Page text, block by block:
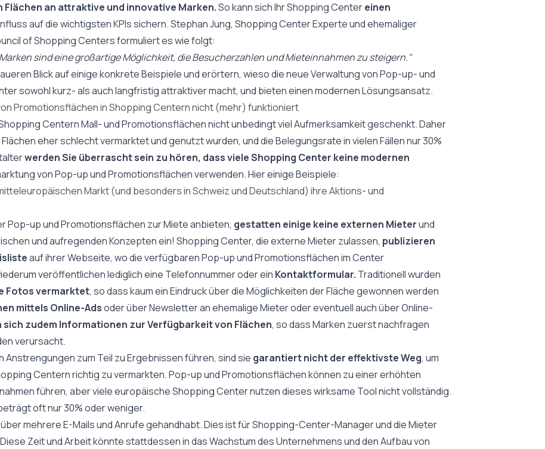
an attraktive und innovative Marken.So kann sich Ihr Shopping Centereinen
auf die wichtigsten KPIs sichern. Stephan Jung, Shopping Center Experte und ehemaliger
of Shopping Centers formuliert es wie folgt:
sind eine großartige Möglichkeit, die Besucherzahlen und Mieteinnahmen zu steigern."
Blick auf einige konkrete Beispiele und erörtern, wieso die neue Verwaltung von Pop-up- und
sowohl kurz- als auch langfristig attraktiver macht, und bieten einen modernen Lösungsansatz.
Promotionsflächen in Shopping Centern nicht (mehr) funktioniert
Centern Mall- und Promotionsflächen nicht unbedingt viel Aufmerksamkeit geschenkt. Daher
eher schlecht vermarktet und genutzt wurden, und die Belegungsrate in vielen Fällen nur 30%
werden Sie überrascht sein zu hören, dass viele Shopping Center keine modernen
von Pop-up und Promotionsflächen verwenden. Hier einige Beispiele:
Markt (und besonders in Schweiz und Deutschland) ihre Aktions- und
Pop-up und Promotionsflächen zur Miete anbieten, gestatten einige keine externen Mieterund
und aufregenden Konzepten ein! Shopping Center, die externe Mieter zulassen, publizieren
auf ihrer Webseite, wo die verfügbaren Pop-up und Promotionsflächen im Center
veröffentlichen lediglich eine Telefonnummer oder ein Kontaktformular. Traditionell wurden
Fotos vermarktet, so dass kaum ein Eindruck über die Möglichkeiten der Fläche gewonnen werden
mittels Online-Adsoder über Newsletter an ehemalige Mieter oder eventuell auch überOnline-
sich zudem Informationen zur Verfügbarkeit von Flächen, so dass Marken zuerst nachfragen
verursacht.
Anstrengungen zum Teil zu Ergebnissen führen, sind sie garantiert nicht der effektivste Weg, um
Centern richtig zu vermarkten. Pop-up und Promotionsflächen können zu einer erhöhten
führen, aber viele europäische Shopping Center nutzen dieses wirksame Tool nicht vollständig.
oft nur 30% oder weniger.
mehrere E-Mails und Anrufe gehandhabt. Dies ist für Shopping-Center-Manager und die Mieter
Diese Zeit und Arbeit könnte stattdessen in das Wachstum des Unternehmens und den Aufbau von